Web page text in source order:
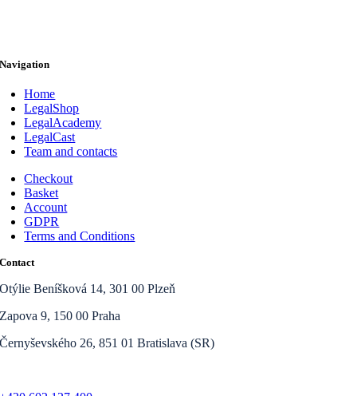
Navigation
Home
LegalShop
LegalAcademy
LegalCast
Team and contacts
Checkout
Basket
Account
GDPR
Terms and Conditions
Contact
Otýlie Beníšková 14, 301 00 Plzeň
Zapova 9, 150 00 Praha
Černyševského 26, 851 01 Bratislava (SR)